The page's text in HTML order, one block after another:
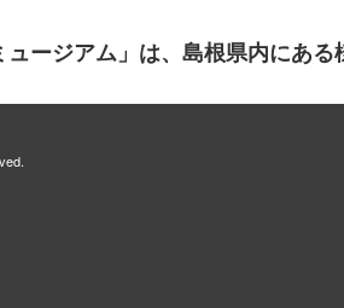
ュージアム」は、島根県内にあ